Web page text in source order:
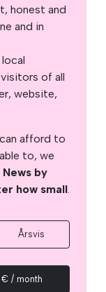
honest and
and in
of all
website,
afford to
to, we
by
how small.
Årsvis
/ month